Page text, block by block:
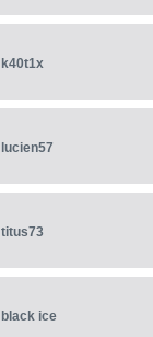
k40t1x
lucien57
titus73
black ice